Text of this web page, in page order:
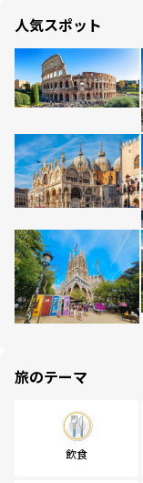
人気スポット
旅のテーマ
飲食